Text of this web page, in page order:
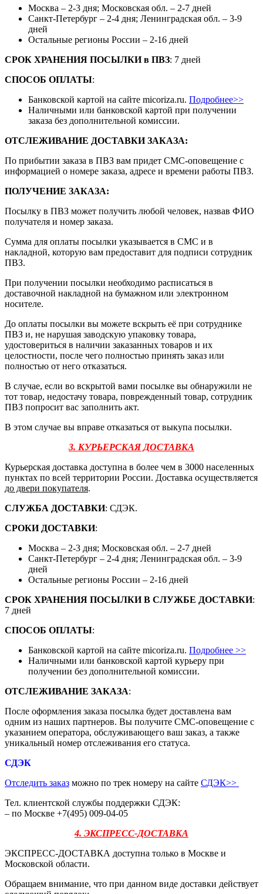
Москва – 2-3 дня; Московская обл. – 2-7 дней
Санкт-Петербург – 2-4 дня; Ленинградская обл. – 3-9
дней
Остальные регионы России – 2-16 дней
СРОК ХРАНЕНИЯ ПОСЫЛКИ в ПВЗ: 7 дней
СПОСОБ ОПЛАТЫ:
Банковской картой на сайте micoriza.ru. Подробнее>>
Наличными или банковской картой при получении
заказа без дополнительной комиссии.
ОТСЛЕЖИВАНИЕ ДОСТАВКИ ЗАКАЗА:
По прибытии заказа в ПВЗ вам придет СМС-оповещение с
информацией о номере заказа, адресе и времени работы ПВЗ.
ПОЛУЧЕНИЕ ЗАКАЗА:
Посылку в ПВЗ может получить любой человек, назвав ФИО
получателя и номер заказа.
Сумма для оплаты посылки указывается в СМС и в
накладной, которую вам предоставит для подписи сотрудник
ПВЗ.
При получении посылки необходимо расписаться в
доставочной накладной на бумажном или электронном
носителе.
До оплаты посылки вы можете вскрыть её при сотруднике
ПВЗ и, не нарушая заводскую упаковку товара,
удостовериться в наличии заказанных товаров и их
целостности, после чего полностью принять заказ или
полностью от него отказаться.
В случае, если во вскрытой вами посылке вы обнаружили не
тот товар, недостачу товара, поврежденный товар, сотрудник
ПВЗ попросит вас заполнить акт.
В этом случае вы вправе отказаться от выкупа посылки.
3. КУРЬЕРСКАЯ ДОСТАВКА
Курьерская доставка доступна в более чем в 3000 населенных
пунктах по всей территории России. Доставка осуществляется
до двери покупателя.
СЛУЖБА ДОСТАВКИ: СДЭК.
СРОКИ ДОСТАВКИ:
Москва – 2-3 дня; Московская обл. – 2-7 дней
Санкт-Петербург – 2-4 дня; Ленинградская обл. – 3-9
дней
Остальные регионы России – 2-16 дней
СРОК ХРАНЕНИЯ ПОСЫЛКИ В СЛУЖБЕ ДОСТАВКИ:
7 дней
СПОСОБ ОПЛАТЫ:
Банковской картой на сайте micoriza.ru. Подробнее >>
Наличными или банковской картой курьеру при
получении без дополнительной комиссии.
ОТСЛЕЖИВАНИЕ ЗАКАЗА:
После оформления заказа посылка будет доставлена вам
одним из наших партнеров. Вы получите СМС-оповещение с
указанием оператора, обслуживающего ваш заказ, а также
уникальный номер отслеживания его статуса.
СДЭК
Отследить заказ можно по трек номеру на сайте СДЭК>>
Тел. клиентской службы поддержки СДЭК:
– по Москве +7(495) 009-04-05
4. ЭКСПРЕСС-ДОСТАВКА
ЭКСПРЕСС-ДОСТАВКА доступна только в Москве и
Московской области.
Обращаем внимание, что при данном виде доставки действует